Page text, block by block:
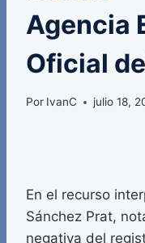
Agencia
Oficial
Por IvanC julio 18,
En el recurso
Sánchez Prat,
negativa del